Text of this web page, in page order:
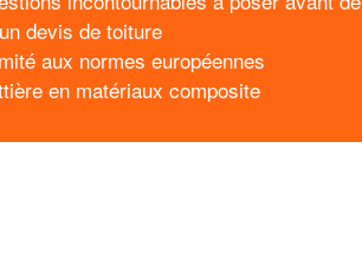
devis de toiture
aux normes européennes
en matériaux composite